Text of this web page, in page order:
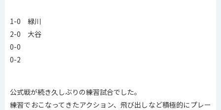
1-0 緑川
2-0 大谷
0-0
0-2
公式戦が続き久しぶりの練習試合でした。
練習でおこなってきたアクション、飛び出しなど積極的にプレー